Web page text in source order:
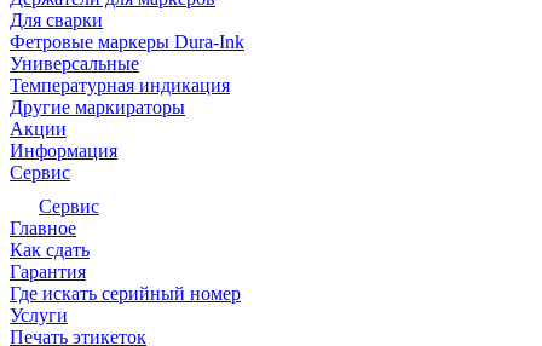
Для сварки
Фетровые маркеры Dura-Ink
Универсальные
Температурная индикация
Другие маркираторы
Акции
Информация
Сервис
Сервис
Главное
Как сдать
Гарантия
Где искать серийный номер
Услуги
Печать этикеток